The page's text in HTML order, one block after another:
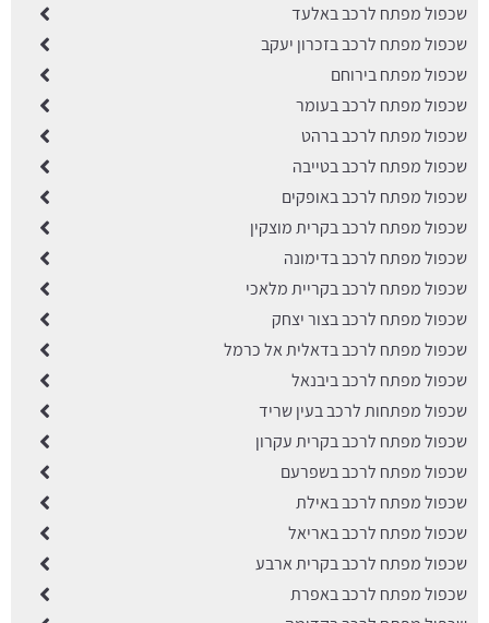
שכפול מפתח לרכב באלעד
שכפול מפתח לרכב בזכרון יעקב
שכפול מפתח בירוחם
שכפול מפתח לרכב בעומר
שכפול מפתח לרכב ברהט
שכפול מפתח לרכב בטייבה
שכפול מפתח לרכב באופקים
שכפול מפתח לרכב בקרית מוצקין
שכפול מפתח לרכב בדימונה
שכפול מפתח לרכב בקריית מלאכי
שכפול מפתח לרכב בצור יצחק
שכפול מפתח לרכב בדאלית אל כרמל
שכפול מפתח לרכב ביבנאל
שכפול מפתחות לרכב בעין שריד
שכפול מפתח לרכב בקרית עקרון
שכפול מפתח לרכב בשפרעם
שכפול מפתח לרכב באילת
שכפול מפתח לרכב באריאל
שכפול מפתח לרכב בקרית ארבע
שכפול מפתח לרכב באפרת